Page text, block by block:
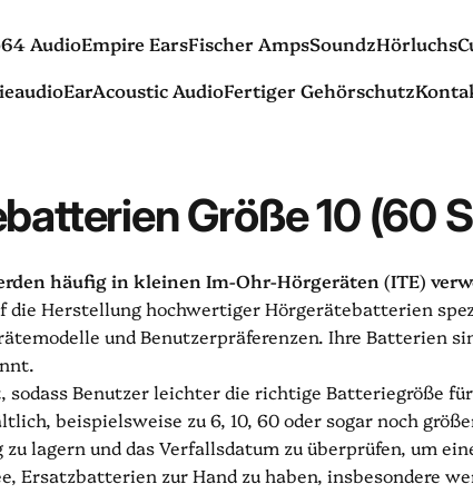
64 Audio
64 Audio
Empire Ears
Empire Ears
Fischer Amps
Fischer Amps
Soundz
Soundz
Hörluchs
Hörluchs
EarAcoustic AudioFertiger Gehörschutz
Größe10 (60
häufig in kleinen Im-Ohr-Hörgeräten (ITE)
die Herstellung hochwertiger Hörgerätebatterien
und Benutzerpräferenzen. Ihre Batterien
Benutzer leichter die richtige Batteriegröße
beispielsweise zu 6, 10, 60 oder sogar noch
lagern und das Verfallsdatum zu überprüfen, um
Ersatzbatterien zur Hand zu haben, insbesondere